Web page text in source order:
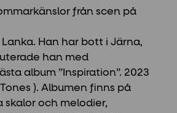
från scen på
Han har bott i Järna,
han med
album ”Inspiration”. 2023
). Albumen finns på
skalor och melodier,